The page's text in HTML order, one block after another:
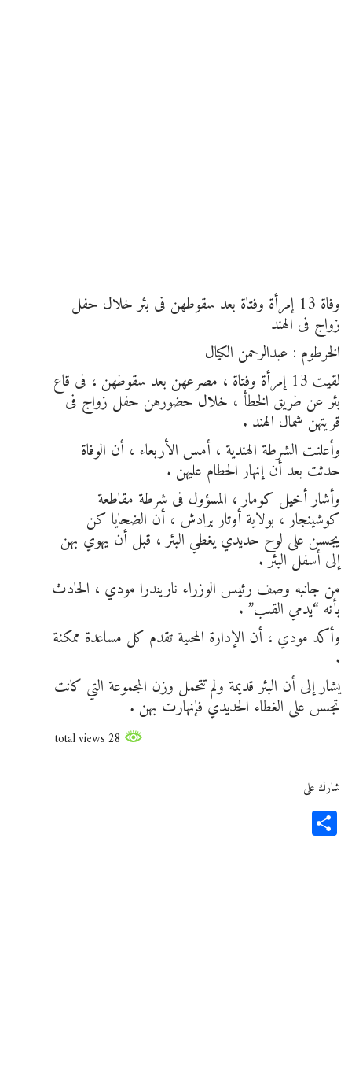
وفاة 13 إمرأة وفتاة بعد سقوطهن فى بئر خلال حفل
زواج فى الهند
الخرطوم : عبدالرحمن الكيال
لقيت 13 إمرأة وفتاة ، مصرعهن بعد سقوطهن ، فى قاع
بئر عن طريق الخطأ ، خلال حضورهن حفل زواج فى
قريتهن شمال الهند .
وأعلنت الشرطة الهندية ، أمس الأربعاء ، أن الوفاة
حدثت بعد أن إنهار الحطام عليهن .
وأشار أخيل كومار ، المسؤول فى شرطة مقاطعة
كوشينجار ، بولاية أوتار برادش ، أن الضحايا كن
يجلسن على لوح حديدي يغطي البئر ، قبل أن يهوي بهن
إلى أسفل البئر .
من جانبه وصف رئيس الوزراء ناريندرا مودي ، الحادث
بأنه “يدمي القلب” .
وأكد مودي ، أن الإدارة المحلية تقدم كل مساعدة ممكنة
.
يشار إلى أن البئر قديمة ولم تتحمل وزن المجموعة التي كانت
تجلس على الغطاء الحديدي فإنهارت بهن .
شارك على